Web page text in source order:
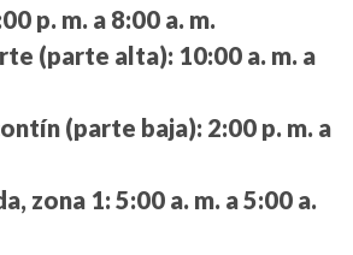
p. m. a 8:00 a. m.
(parte alta): 10:00 a. m. a
(parte baja): 2:00 p. m. a
zona 1: 5:00 a. m. a 5:00 a.